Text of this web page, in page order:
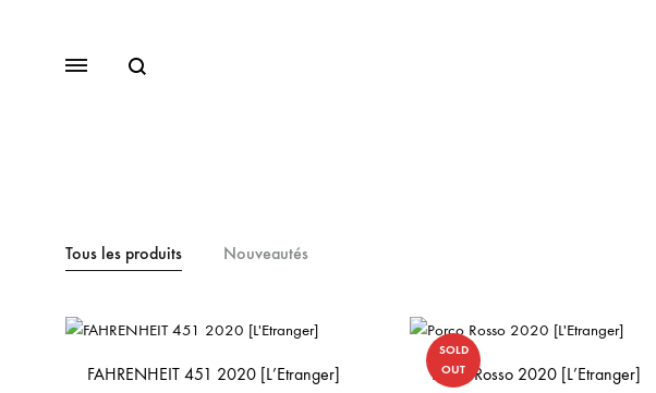
SS2018
Accessories
Footwear
Tous les produits Nouveautés
FAHRENHEIT 451 2020 [L’Etranger]
SOLD
OUT
Porco Rosso 2020 [L’Etranger]